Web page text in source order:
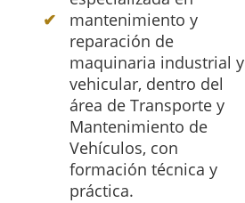
mantenimiento y
reparación de
maquinaria industrial y
vehicular, dentro del
área de Transporte y
Mantenimiento de
Vehículos, con
formación técnica y
práctica.